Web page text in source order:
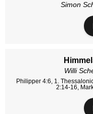
Simon
Willi
Philipper 4:6, 1.
2:14-16,